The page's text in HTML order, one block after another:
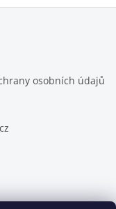
osobních údajů